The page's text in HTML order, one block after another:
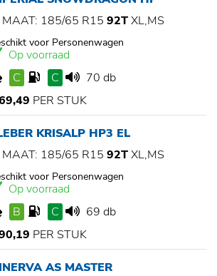
MAAT: 185/65 R15 92TXL,MS
voor Personenwagen
Op voorraad
C
C
70 db
PER STUK
KRISALP HP3 EL
MAAT: 185/65 R15 92TXL,MS
voor Personenwagen
Op voorraad
B
C
69 db
PER STUK
AS MASTER